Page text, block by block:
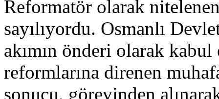
Reformatör olarak
sayılıyordu. Osmanlı
akımın önderi olarak
reformlarına direnen
sonucu, görevinden